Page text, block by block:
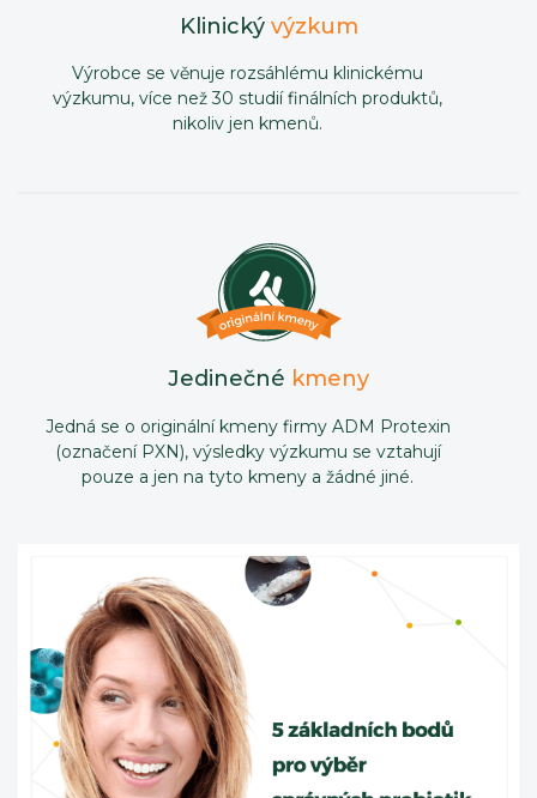
Klinický výzkum
Výrobce se věnuje rozsáhlému klinickému
výzkumu, více než 30 studií finálních produktů,
nikoliv jen kmenů.
Jedinečné kmeny
Jedná se o originální kmeny firmy ADM Protexin
(označení PXN), výsledky výzkumu se vztahují
pouze a jen na tyto kmeny a žádné jiné.